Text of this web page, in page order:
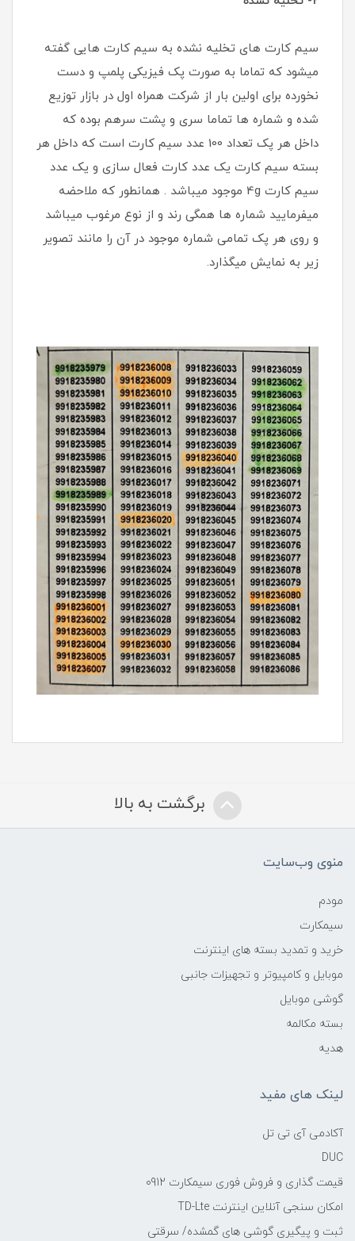
سیم کارت های تخلیه نشده به سیم کارت هایی گفته
میشود که تماما به صورت پک فیزیکی پلمپ و دست
نخورده برای اولین بار از شرکت همراه اول در بازار توزیع
شده و شماره ها تماما سری و پشت سرهم بوده که
داخل هر پک تعداد 100 عدد سیم کارت است که داخل هر
بسته سیم کارت یک عدد کارت فعال سازی و یک عدد
سیم کارت 4g موجود میباشد . همانطور که ملاحضه
میفرمایید شماره ها همگی رند و از نوع مرغوب میباشد
و روی هر پک تمامی شماره موجود در آن را مانند تصویر
زیر به نمایش میگذارد.
برگشت به بالا
منوی وب‌سایت
مودم
سیمکارت
خرید و تمدید بسته های اینترنت
موبایل و کامپیوتر و تجهیزات جانبی
گوشی موبایل
بسته مکالمه
هدیه
لینک های مفید
آکادمی آی تی تل
DUC
قیمت گذاری و فروش فوری سیمکارت 0912
امکان سنجی آنلاین اینترنت TD-Lte
ثبت و پیگیری گوشی های گمشده/ سرقتی